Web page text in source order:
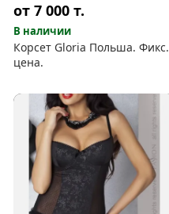
от 7 000т.
В наличии
Корсет Gloria Польша. Фикс.
цена.